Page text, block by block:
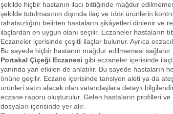
şekilde hiçbir hastanın ilacı bittiğinde mağdur
şekilde tutulmasının dışında ilaç ve tıbbi ürünlerin
rahatsızlığını belirten hastaların şikâyetleri dinlenir ve
ilaçlardan en uygun olanı seçilir. Eczaneler hastaların
Eczaneler içerisinde çeşitli ilaçlar bulunur. Ayrıca
Bu sayede hiçbir hastanın mağdur edilmemesi sağlanır.
Portakal Çiçeği Eczanesi gibi eczaneler içerisinde
yanında yan etkileri de anlatılır. Bu sayede hastaların
önüne geçilir. Eczane içerisinde tansiyon aleti ya da
ürünleri satın alacak olan vatandaşlara detaylı
eczane raporu oluşturulur. Gelen hastaların profilleri
dosyaları içerisinde yer alır.